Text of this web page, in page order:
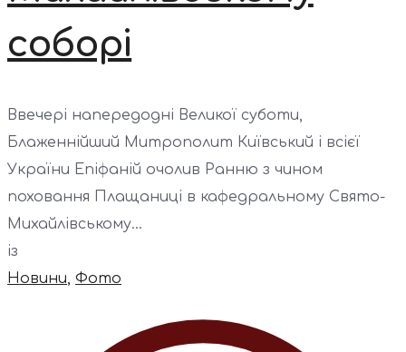
соборі
Ввечері напередодні Великої суботи,
Блаженнійший Митрополит Київський і всієї
України Епіфаній очолив Ранню з чином
поховання Плащаниці в кафедральному Свято-
Михайлівському...
із
Новини, Фото